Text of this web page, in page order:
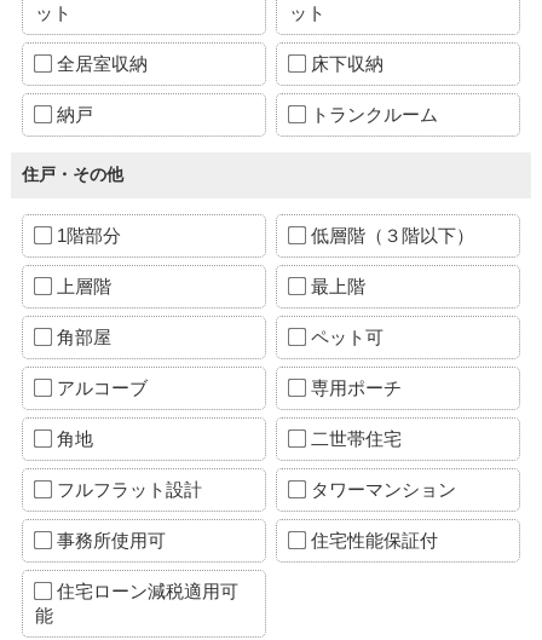
ット
ット
全居室収納 床下収納
納戸 トランクルーム
住戸・その他
1階部分 低層階（３階以下）
上層階 最上階
角部屋 ペット可
アルコーブ 専用ポーチ
角地 二世帯住宅
フルフラット設計 タワーマンション
事務所使用可 住宅性能保証付
住宅ローン減税適用可
能